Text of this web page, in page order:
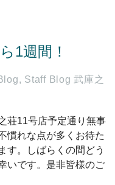
1週間！
, Staff Blog 武庫之
荘11号店予定通り無事
慣れな点が多くお待た
す。しばらくの間どう
いです。是非皆様のご